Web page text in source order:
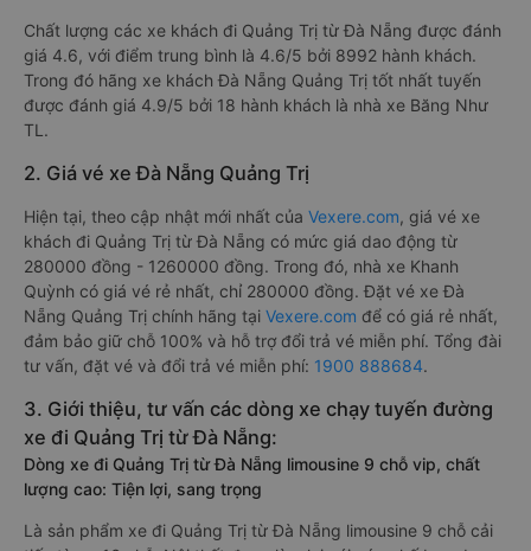
Chất lượng các xe khách đi Quảng Trị từ Đà Nẵng được đánh
giá 4.6, với điểm trung bình là 4.6/5 bởi 8992 hành khách.
Trong đó hãng xe khách Đà Nẵng Quảng Trị tốt nhất tuyến
được đánh giá 4.9/5 bởi 18 hành khách là nhà xe Băng Như
TL.
2. Giá vé xe Đà Nẵng Quảng Trị
Hiện tại, theo cập nhật mới nhất của Vexere.com, giá vé xe
khách đi Quảng Trị từ Đà Nẵng có mức giá dao động từ
280000 đồng - 1260000 đồng. Trong đó, nhà xe Khanh
Quỳnh có giá vé rẻ nhất, chỉ 280000 đồng. Đặt vé xe Đà
Nẵng Quảng Trị chính hãng tại Vexere.com để có giá rẻ nhất,
đảm bảo giữ chỗ 100% và hỗ trợ đổi trả vé miễn phí. Tổng đài
tư vấn, đặt vé và đổi trả vé miễn phí: 1900 888684.
3. Giới thiệu, tư vấn các dòng xe chạy tuyến đường
xe đi Quảng Trị từ Đà Nẵng:
Dòng xe đi Quảng Trị từ Đà Nẵng limousine 9 chỗ vip, chất
lượng cao: Tiện lợi, sang trọng
Là sản phẩm xe đi Quảng Trị từ Đà Nẵng limousine 9 chỗ cải